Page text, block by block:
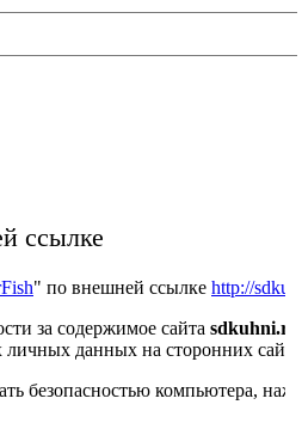
ссылке
" по внешней ссылке http://
за содержимое сайта sdkuhni.ru
личных данных на сторонних
безопасностью компьютера,